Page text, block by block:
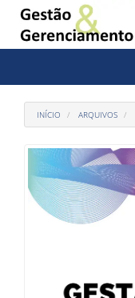
Acesso
rápido
o
conteúdo
página
Navegação
Principal
Conteúdo
INÍCIO ARQUIVOS